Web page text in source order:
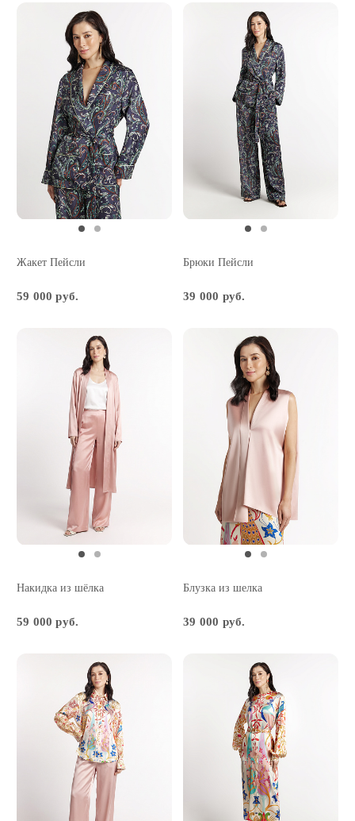
Жакет Пейсли
59 000 руб.
Брюки Пейсли
39 000 руб.
Накидка из шёлка
59 000 руб.
Блузка из шелка
39 000 руб.